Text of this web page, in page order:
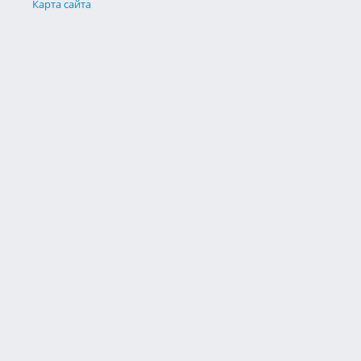
Карта сайта